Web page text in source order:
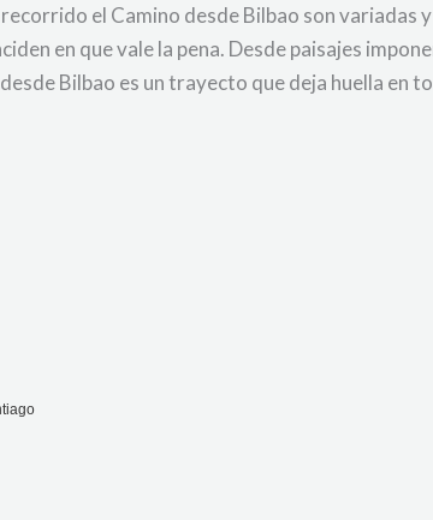
el Camino desde Bilbao son variadas
en que vale la pena. Desde paisajes
Bilbao es un trayecto que deja huella en